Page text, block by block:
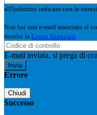
all'indirizzo indicato con le
Non hai una e-mail associata al
tramite la Login Spaggiari
E-mail inviata, si prega di
Errore
Chiudi
Successo